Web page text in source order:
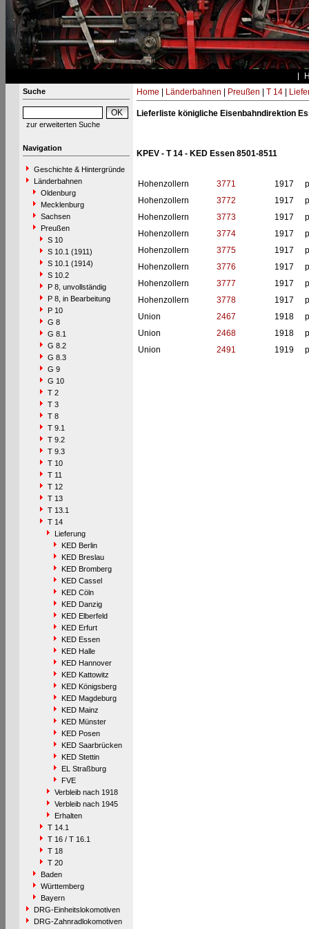
Suche
zur erweiterten Suche
Navigation
Geschichte & Hintergründe
Länderbahnen
Oldenburg
Mecklenburg
Sachsen
Preußen
S 10
S 10.1 (1911)
S 10.1 (1914)
S 10.2
P 8, unvollständig
P 8, in Bearbeitung
P 10
G 8
G 8.1
G 8.2
G 8.3
G 9
G 10
T 2
T 3
T 8
T 9.1
T 9.2
T 9.3
T 10
T 11
T 12
T 13
T 13.1
T 14
Lieferung
KED Berlin
KED Breslau
KED Bromberg
KED Cassel
KED Cöln
KED Danzig
KED Elberfeld
KED Erfurt
KED Essen
KED Halle
KED Hannover
KED Kattowitz
KED Königsberg
KED Magdeburg
KED Mainz
KED Münster
KED Posen
KED Saarbrücken
KED Stettin
EL Straßburg
FVE
Verbleib nach 1918
Verbleib nach 1945
Erhalten
T 14.1
T 16 / T 16.1
T 18
T 20
Baden
Württemberg
Bayern
DRG-Einheitslokomotiven
DRG-Zahnradlokomotiven
Home Länderbahnen Preußen T 14|
Lieferliste königliche Eisenbahndirektion
KPEV - T 14 - KED Essen 8501-8511
Hohenzollern 3771 1917
Hohenzollern
3772 1917
Hohenzollern
3773 1917
Hohenzollern
3774 1917
Hohenzollern
3775 1917
Hohenzollern
3776 1917
Hohenzollern
3777 1917
Hohenzollern
3778 1917
Union
2467 1918
Union
2468 1918
Union
2491 1919